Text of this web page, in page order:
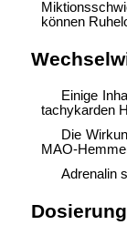
können
Einige
tachykarden
Die
MAO-
Adrenalin
Dosierung